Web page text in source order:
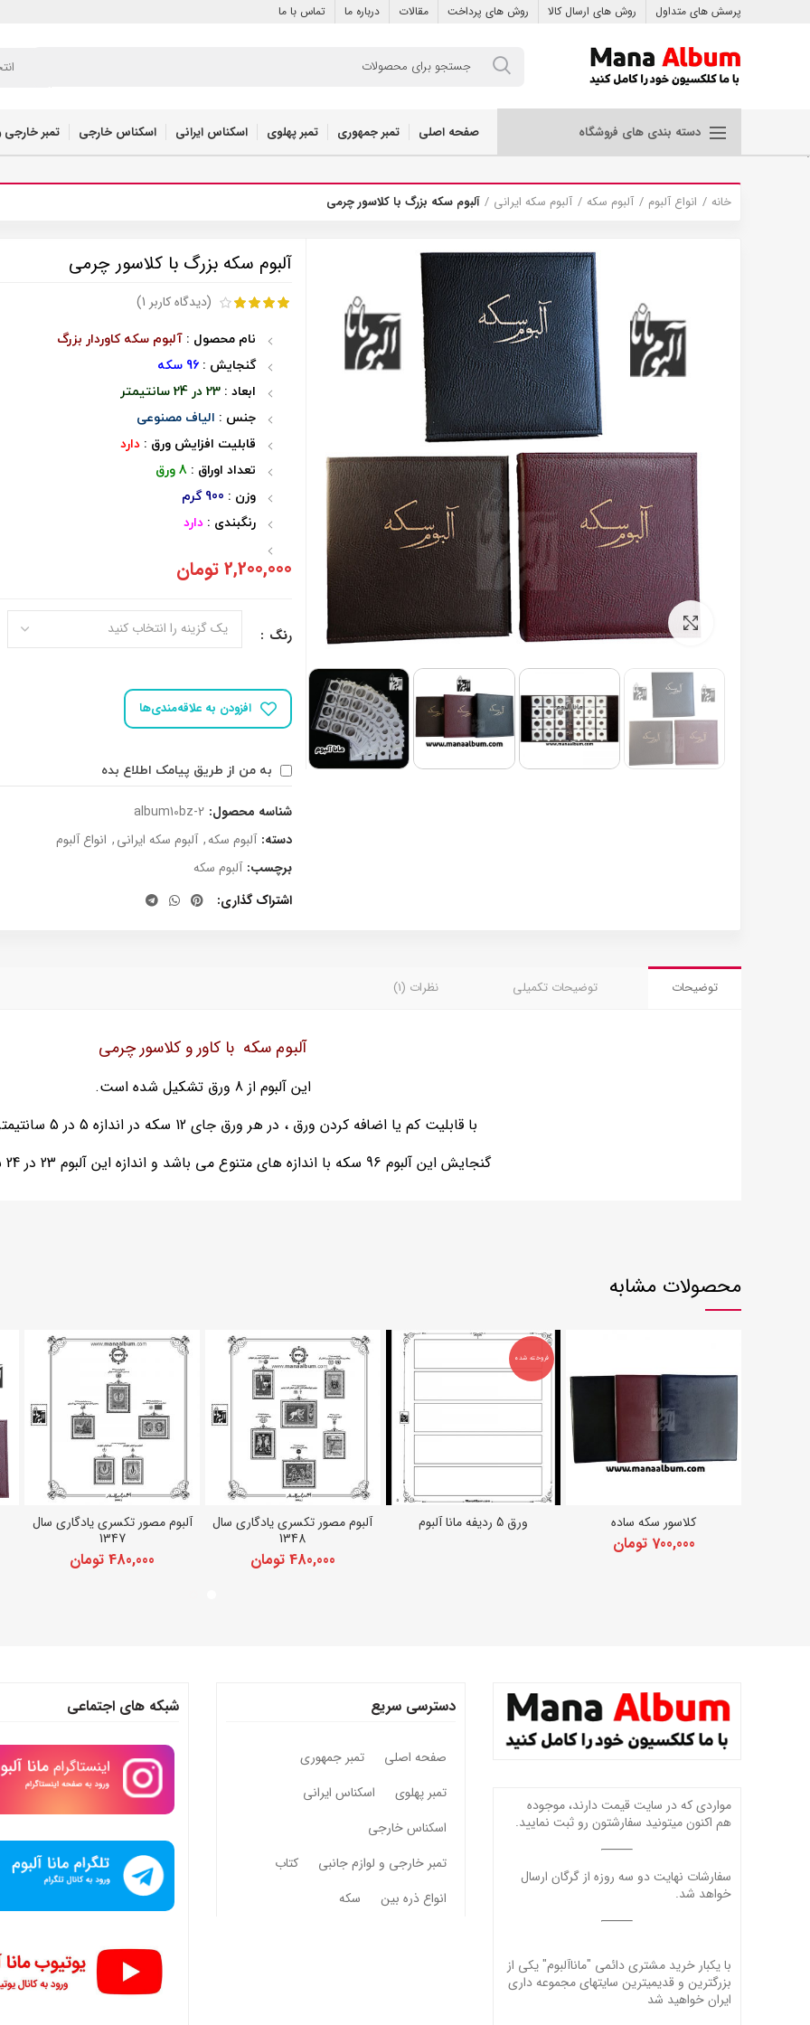
پرسش های متداول روش های ارسال کالا روش های پرداخت مقالات درباره ما تماس با ما
دسته بندی های فروشگاه صفحه اصلی تمبر جمهوری تمبر پهلوی اسکناس ایرانی اسکناس خارجی تمبر خارجی
.
خانه انواع آلبوم آلبوم سکه آلبوم سکه ایرانی آلبوم سکه بزرگ با کلاسور چرمی
برای بزرگنمایی کلیک کنید
آلبوم سکه بزرگ با کلاسور چرمی
(دیدگاه کاربر 1
)
نام محصول : آلبوم سکه کاوردار بزرگ
گنجایش : 96 سکه
ابعاد : 23 در 24 سانتیمتر
جنس : الیاف مصنوعی
قابلیت افزایش ورق : دارد
تعداد اوراق : 8 ورق
وزن : 900 گرم
رنگبندی : دارد
2,200,000تومان
رنگ
افزودن به علاقه‌مندی‌ها
به من از طریق پیامک اطلاع بده
شناسه محصول: album10bz-2
دسته: آلبوم سکه, آلبوم سکه ایرانی, انواع آلبوم
برچسب: آلبوم سکه
اشتراک گذاری
توضیحات توضیحات تکمیلی نظرات (1)
آلبوم سکه با کاور و کلاسور چرمی
این آلبوم از 8 ورق تشکیل شده است.
با قابلیت کم یا اضافه کردن ورق ، در هر ورق جای 12 سکه در اندازه 5 در 5 سانتیمتر تعبیه شده.
گنجایش این آلبوم 96 سکه با اندازه های متنوع می باشد و اندازه این آلبوم 23 در 24 سانتیمتر است.
محصولات مشابه
انتخاب گزینه ها
کلاسور سکه ساده
700,000 تومان
فروخته شده
اطلاعات بیشتر ورق 5 ردیفه مانا آلبوم افزودن به سبد خرید
آلبوم مصور تکسری یادگاری سال
1348
480,000 تومان
افزودن به سبد خرید
آلبوم مصور تکسری یادگاری سال
1347
480,000 تومان
مواردی که در سایت قیمت دارند، موجوده
هم اکنون میتونید سفارشتون رو ثبت نمایید.
سفارشات نهایت دو سه روزه از گرگان ارسال
خواهد شد.
با یکبار خرید مشتری دائمی "ماناآلبوم" یکی از
بزرگترین و قدیمیترین سایتهای مجموعه داری
ایران خواهید شد
دسترسی سریع
صفحه اصلی
تمبر جمهوری
تمبر پهلوی
اسکناس ایرانی
اسکناس خارجی
تمبر خارجی و لوازم جانبی
کتاب
انواع ذره بین
سکه
شبکه های اجتماعی